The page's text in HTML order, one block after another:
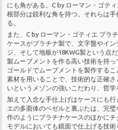
にも角がある。C by ローマン・ゴテ
根部分は鋭利な角を持つ。それらは
る。
また、C by ローマン・ゴティエ プラ
ケースがプラチナ製で、文字盤やイ
ジ、そして地板が18KWG製という点
製ムーブメントを作る高い技術を持
ゴールドでムーブメントを製作する
素材を用いることで、技術的な正確
いというメゾンの強いこだわり、哲学
加えて入念な手仕上げはケースにも
エの多面体のベゼルと裏ぶたは、完
作のようにプラチナケースのほかに
モデルにおいても鏡面で仕上げる技術